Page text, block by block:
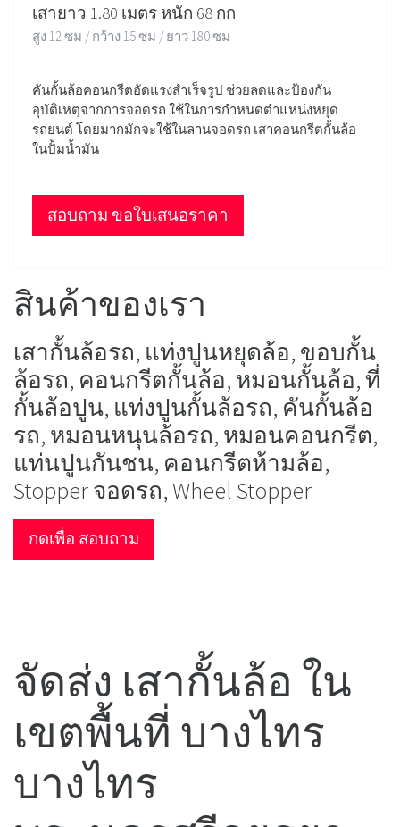
เสายาว 1.80 เมตร หนัก 68 กก
สูง 12 ซม / กว้าง 15 ซม / ยาว 180 ซม
คันกั้นล้อคอนกรีตอัดแรงสำเร็จรูป ช่วยลดและป้องกัน
อุบัติเหตุจากการจอดรถ ใช้ในการกำหนดตำแหน่งหยุด
รถยนต์ โดยมากมักจะใช้ในลานจอดรถ เสาคอนกรีตกั้นล้อ
ในปั้มน้ำมัน
สอบถาม ขอใบเสนอราคา
สินค้าของเรา
เสากั้นล้อรถ, แท่งปูนหยุดล้อ, ขอบกั้น
ล้อรถ, คอนกรีตกั้นล้อ, หมอนกั้นล้อ, ที่
กั้นล้อปูน, แท่งปูนกั้นล้อรถ, คันกั้นล้อ
รถ, หมอนหนุนล้อรถ, หมอนคอนกรีต,
แท่นปูนกันชน, คอนกรีตห้ามล้อ,
Stopper จอดรถ, Wheel Stopper
กดเพื่อ สอบถาม
จัดส่ง เสากั้นล้อ ใน
เขตพื้นที่ บางไทร
บางไทร